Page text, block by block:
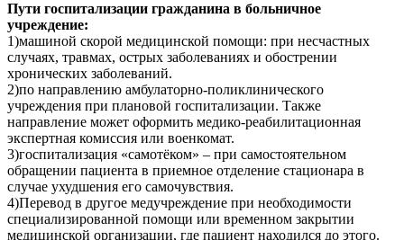
Пути госпитализации гражданина в больничное
учреждение:
1)машиной скорой медицинской помощи: при несчастных
случаях, травмах, острых заболеваниях и обострении
хронических заболеваний.
2)по направлению амбулаторно-поликлинического
учреждения при плановой госпитализации. Также
направление может оформить медико-реабилитационная
экспертная комиссия или военкомат.
3)госпитализация «самотёком» – при самостоятельном
обращении пациента в приемное отделение стационара в
случае ухудшения его самочувствия.
4)Перевод в другое медучреждение при необходимости
специализированной помощи или временном закрытии
медицинской организации, где пациент находился до этого.